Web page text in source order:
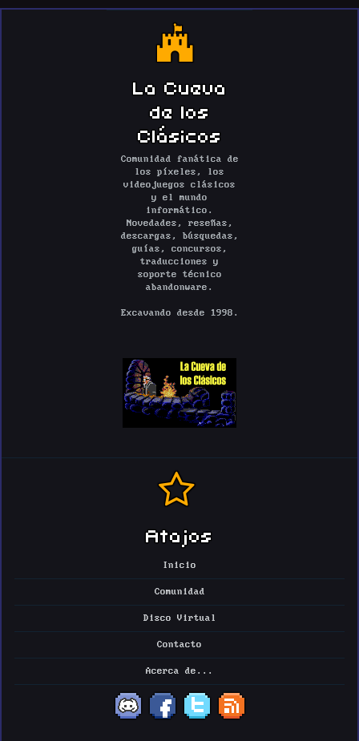
La Cueva
de los
Clásicos
Comunidad fanática de
los píxeles, los
videojuegos clásicos
y el mundo
informático.
Novedades, reseñas,
descargas, búsquedas,
guías, concursos,
traducciones y
soporte técnico
abandonware.
Excavando desde 1998.
Atajos
Inicio
Comunidad
Disco Virtual
Contacto
Acerca de...